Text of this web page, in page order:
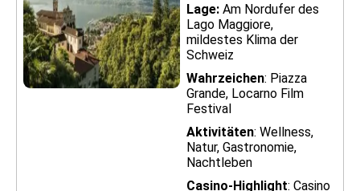
Lage: Am Nordufer des
Lago Maggiore,
mildestes Klima der
Schweiz
Wahrzeichen: Piazza
Grande, Locarno Film
Festival
Aktivitäten: Wellness,
Natur, Gastronomie,
Nachtleben
Casino-Highlight: Casino